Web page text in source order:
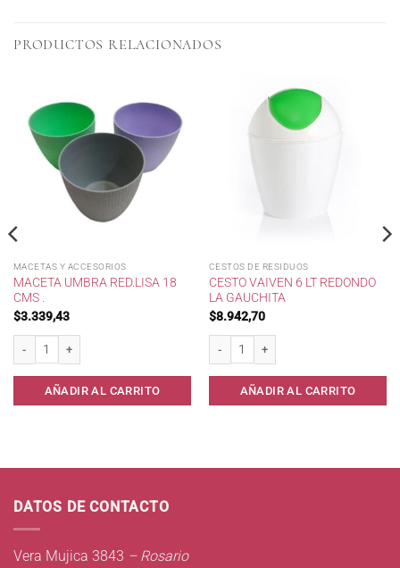
PRODUCTOS RELACIONADOS
MACETAS Y ACCESORIOS
MACETA UMBRA RED.LISA 18
CMS .
$3.339,43
AÑADIR AL CARRITO
CESTOS DE RESIDUOS
CESTO VAIVEN 6 LT REDONDO
LA GAUCHITA
$8.942,70
AÑADIR AL CARRITO
DATOS DE CONTACTO
Vera Mujica 3843 – Rosario